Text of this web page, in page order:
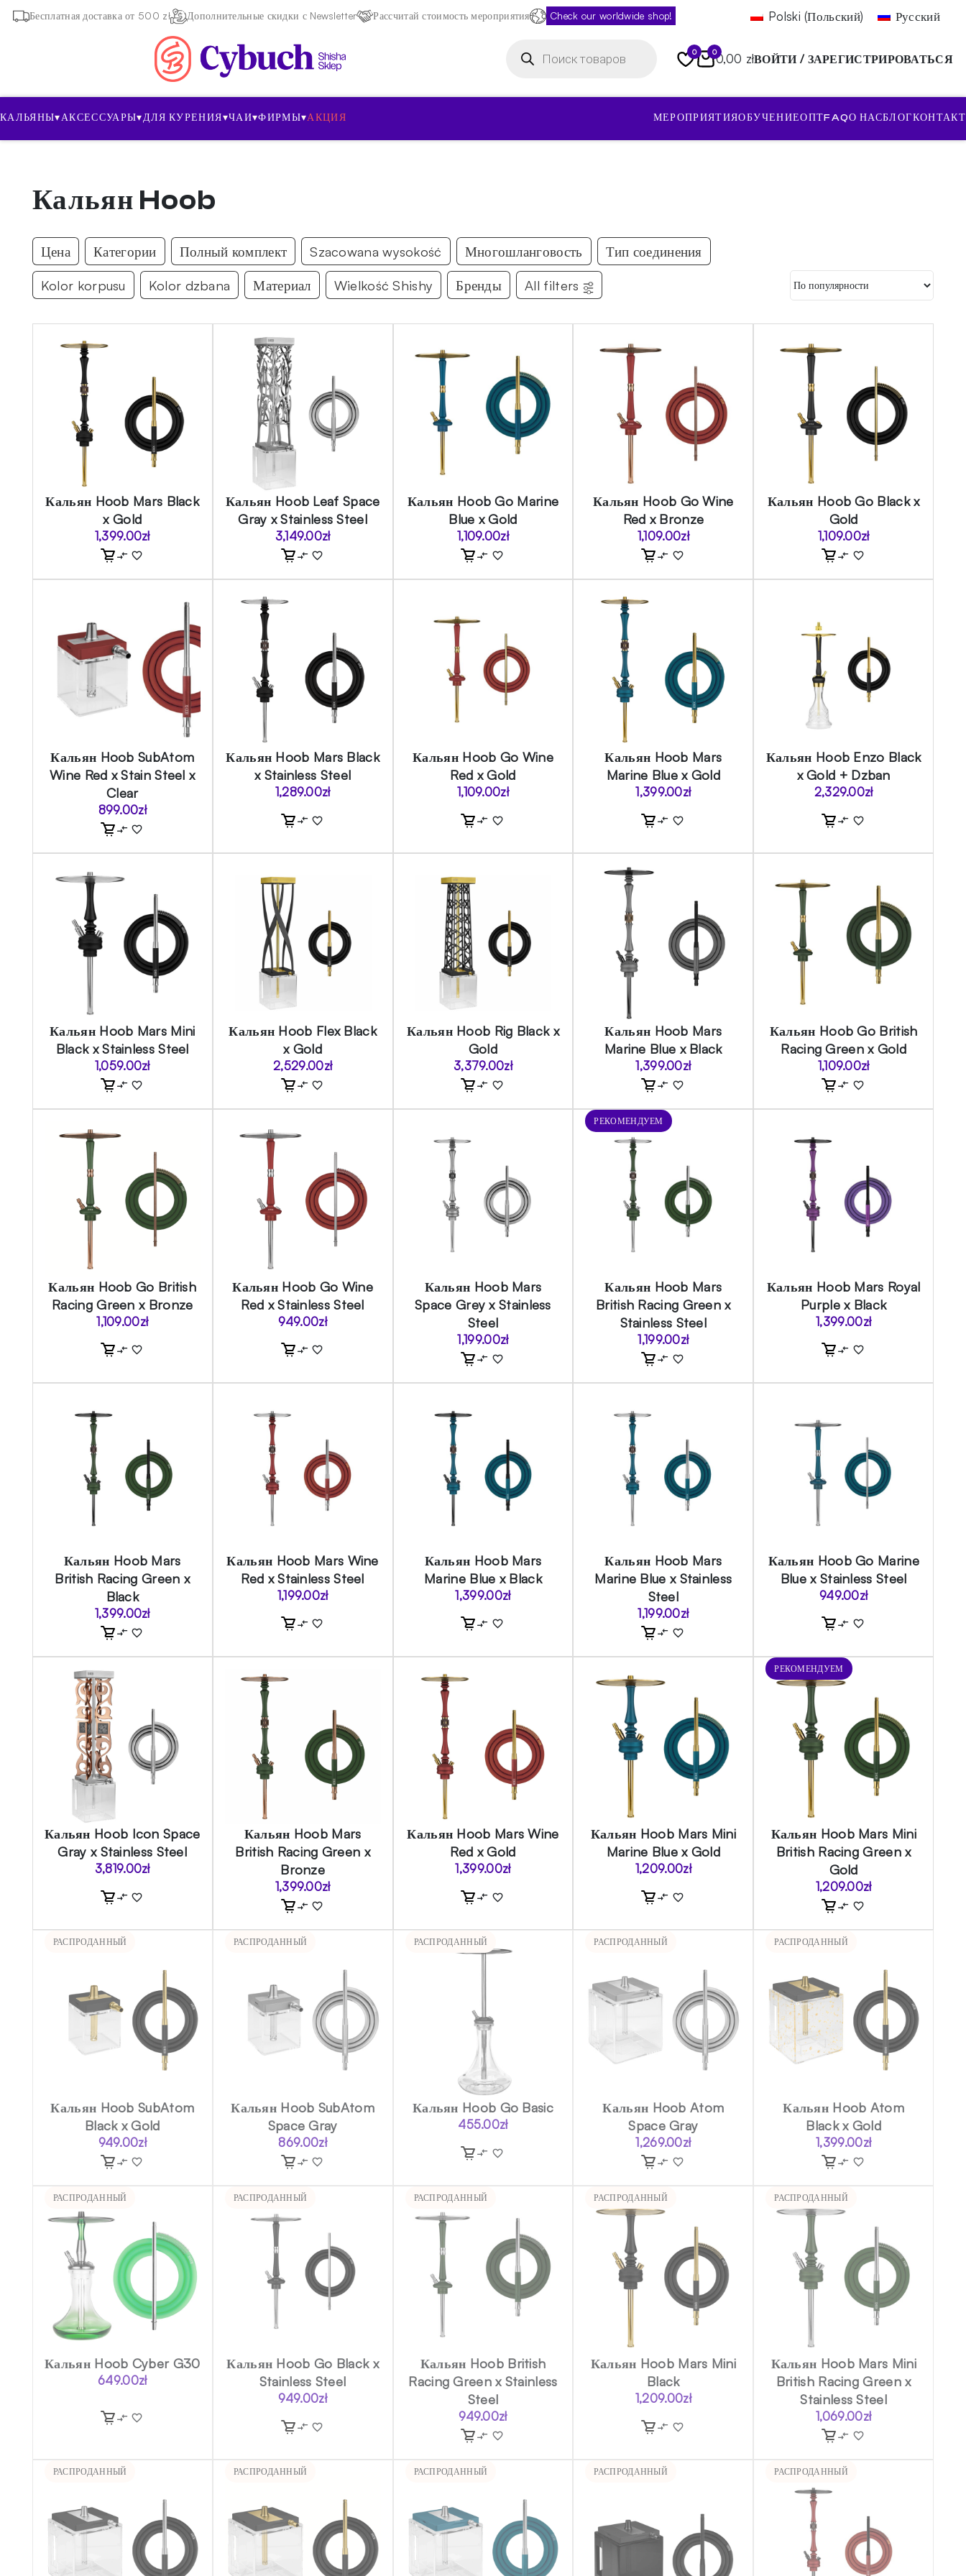
Бесплатная доставка от 500 zł Дополнительные скидки с Newsletter Рассчитай стоимость мероприятия Check our worldwide shop! Polski (Польский)
Русский
товаров 0 00,00 złВОЙТИ / ЗАРЕГИСТРИРОВАТЬСЯ
КАЛЬЯНЫ▾АКСЕССУАРЫ▾ДЛЯ КУРЕНИЯ▾ЧАИ▾ФИРМЫ▾АКЦИЯ МЕРОПРИЯТИЯОБУЧЕНИЕОПТFAQО НАСБЛОГКОНТАКТ
Кальян Hoob
Цена Категории Полный комплект Szacowana wysokość Многошланговость Тип соединения
Kolor korpusu Kolor dzbana Материал Wielkość Shishy Бренды All filters
Кальян Hoob Mars Black
x Gold
1,399.00zł
Кальян Hoob Leaf Space
Gray x Stainless Steel
3,149.00zł
Кальян Hoob Go Marine
Blue x Gold
1,109.00zł
Кальян Hoob Go Wine
Red x Bronze
1,109.00zł
Кальян Hoob Go Black x
Gold
1,109.00zł
Кальян Hoob SubAtom
Wine Red x Stain Steel x
Clear
899.00zł
Кальян Hoob Mars Black
x Stainless Steel
1,289.00zł
Кальян Hoob Go Wine
Red x Gold
1,109.00zł
Кальян Hoob Mars
Marine Blue x Gold
1,399.00zł
Кальян Hoob Enzo Black
x Gold + Dzban
2,329.00zł
Кальян Hoob Mars Mini
Black x Stainless Steel
1,059.00zł
Кальян Hoob Flex Black
x Gold
2,529.00zł
Кальян Hoob Rig Black x
Gold
3,379.00zł
Кальян Hoob Mars
Marine Blue x Black
1,399.00zł
Кальян Hoob Go British
Racing Green x Gold
1,109.00zł
Кальян Hoob Go British
Racing Green x Bronze
1,109.00zł
Кальян Hoob Go Wine
Red x Stainless Steel
949.00zł
Кальян Hoob Mars
Space Grey x Stainless
Steel
1,199.00zł
РЕКОМЕНДУЕМ
Кальян Hoob Mars
British Racing Green x
Stainless Steel
1,199.00zł
Кальян Hoob Mars Royal
Purple x Black
1,399.00zł
Кальян Hoob Mars
British Racing Green x
Black
1,399.00zł
Кальян Hoob Mars Wine
Red x Stainless Steel
1,199.00zł
Кальян Hoob Mars
Marine Blue x Black
1,399.00zł
Кальян Hoob Mars
Marine Blue x Stainless
Steel
1,199.00zł
Кальян Hoob Go Marine
Blue x Stainless Steel
949.00zł
Кальян Hoob Icon Space
Gray x Stainless Steel
3,819.00zł
Кальян Hoob Mars
British Racing Green x
Bronze
1,399.00zł
Кальян Hoob Mars Wine
Red x Gold
1,399.00zł
Кальян Hoob Mars Mini
Marine Blue x Gold
1,209.00zł
РЕКОМЕНДУЕМ
Кальян Hoob Mars Mini
British Racing Green x
Gold
1,209.00zł
РАСПРОДАННЫЙ
Кальян Hoob SubAtom
Black x Gold
949.00zł
РАСПРОДАННЫЙ
Кальян Hoob SubAtom
Space Gray
869.00zł
РАСПРОДАННЫЙ
Кальян Hoob Go Basic
455.00zł
РАСПРОДАННЫЙ
Кальян Hoob Atom
Space Gray
1,269.00zł
РАСПРОДАННЫЙ
Кальян Hoob Atom
Black x Gold
1,399.00zł
РАСПРОДАННЫЙ
Кальян Hoob Cyber G30
649.00zł
РАСПРОДАННЫЙ
Кальян Hoob Go Black x
Stainless Steel
949.00zł
РАСПРОДАННЫЙ
Кальян Hoob British
Racing Green x Stainless
Steel
949.00zł
РАСПРОДАННЫЙ
Кальян Hoob Mars Mini
Black
1,209.00zł
РАСПРОДАННЫЙ
Кальян Hoob Mars Mini
British Racing Green x
Stainless Steel
1,069.00zł
РАСПРОДАННЫЙ РАСПРОДАННЫЙ РАСПРОДАННЫЙ РАСПРОДАННЫЙ РАСПРОДАННЫЙ